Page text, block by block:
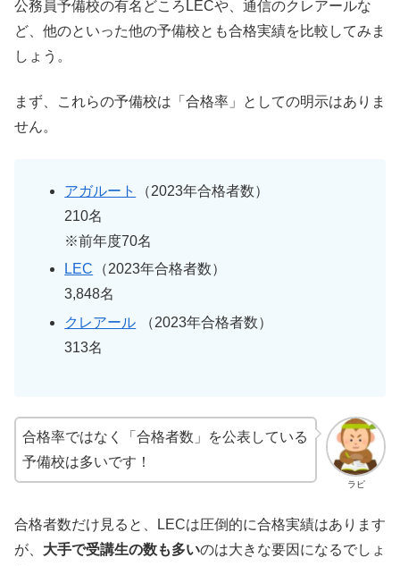
公務員予備校の有名どころLECや、通信のクレアールな
ど、他のといった他の予備校とも合格実績を比較してみま
しょう。
まず、これらの予備校は「合格率」としての明示はありま
せん。
アガルート
（2023年合格者数）
210名
※前年度70名
LEC
（2023年合格者数）
3,848名
クレアール
（2023年合格者数）
313名
ラピ
合格率ではなく「合格者数」を公表している
予備校は多いです！
合格者数だけ見ると、LECは圧倒的に合格実績はあります
が、 大手で受講生の数も多いのは大きな要因になるでしょ